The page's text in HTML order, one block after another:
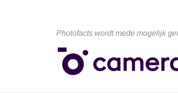
Photofacts wordt mede mogelijk